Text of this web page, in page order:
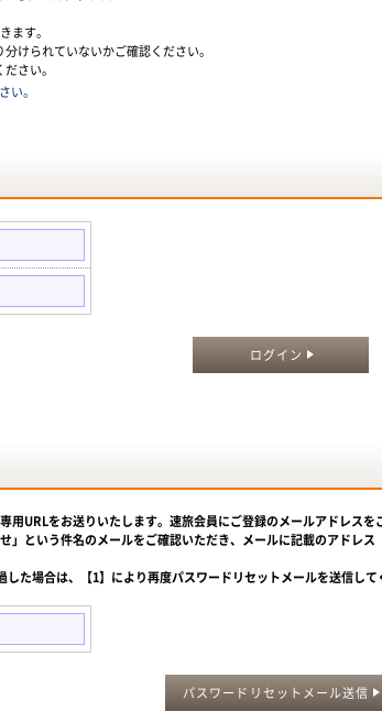
ます。
けられていないかご確認ください。
さい。
い。
ログイン
用URLをお送りいたします。速旅会員にご登録のメールアドレス
」という件名のメールをご確認いただき、メールに記載のアドレス
た場合は、【1】により再度パスワードリセットメールを送信して
パスワードリセットメール送信